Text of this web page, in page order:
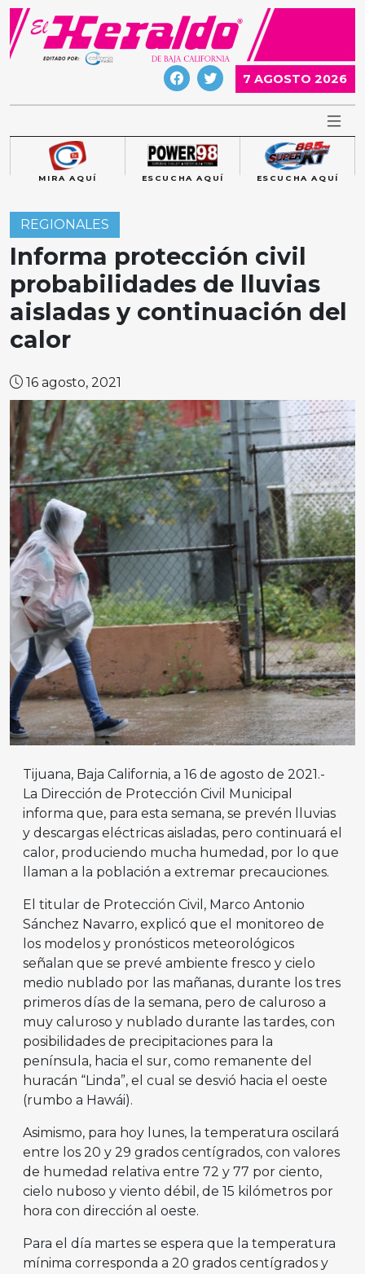
Skip
content
7 AGOSTO 2026
MIRA AQUÍ ESCUCHA AQUÍ ESCUCHA AQUÍ
REGIONALES
Informa protección civil
probabilidades de lluvias
aisladas y continuación del
calor
16 agosto, 2021
Tijuana, Baja California, a 16 de agosto de 2021.-
La Dirección de Protección Civil Municipal
informa que, para esta semana, se prevén lluvias
y descargas eléctricas aisladas, pero continuará el
calor, produciendo mucha humedad, por lo que
llaman a la población a extremar precauciones.
El titular de Protección Civil, Marco Antonio
Sánchez Navarro, explicó que el monitoreo de
los modelos y pronósticos meteorológicos
señalan que se prevé ambiente fresco y cielo
medio nublado por las mañanas, durante los tres
primeros días de la semana, pero de caluroso a
muy caluroso y nublado durante las tardes, con
posibilidades de precipitaciones para la
península, hacia el sur, como remanente del
huracán “Linda”, el cual se desvió hacia el oeste
(rumbo a Hawái).
Asimismo, para hoy lunes, la temperatura oscilará
entre los 20 y 29 grados centígrados, con valores
de humedad relativa entre 72 y 77 por ciento,
cielo nuboso y viento débil, de 15 kilómetros por
hora con dirección al oeste.
Para el día martes se espera que la temperatura
mínima corresponda a 20 grados centígrados y